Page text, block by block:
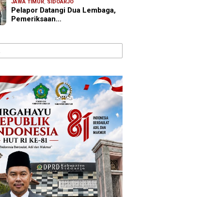
JAWA TIMUR, SIDOARJO
Pelapor Datangi Dua Lembaga,
Pemeriksaan…